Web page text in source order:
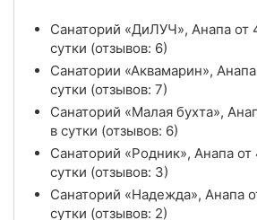
Санаторий «ДиЛУЧ», Анапа от
сутки (отзывов: 6)
Санатории «Аквамарин»,
сутки (отзывов: 7)
Санаторий «Малая бухта»,
в сутки (отзывов: 6)
Санаторий «Родник», Анапа от
сутки (отзывов: 3)
Санаторий «Надежда», Анапа
сутки (отзывов: 2)